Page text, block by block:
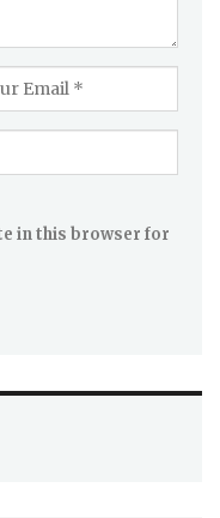
in this browser for